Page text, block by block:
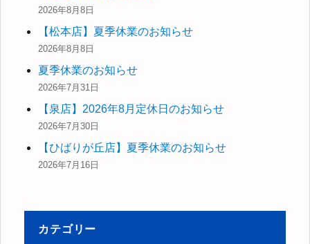
2026年8月8日
【松本店】夏季休業のお知らせ
2026年8月8日
夏季休業のお知らせ
2026年7月31日
【泉店】2026年8月定休日のお知らせ
2026年7月30日
【ひばりが丘店】夏季休業のお知らせ
2026年7月16日
カテゴリー